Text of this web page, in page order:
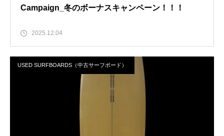
Campaign_冬のボーナスキャンペーン！！！
2025.12.04
USED SURFBOARDS（中古サーフボード）